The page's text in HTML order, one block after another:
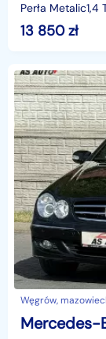
Perła
klimatyzacja,*
13 850zł
Węgrów,